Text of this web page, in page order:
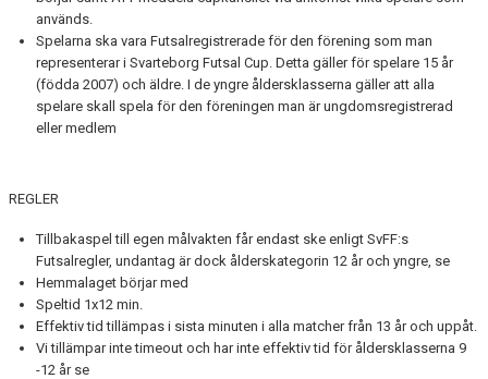
används.
Spelarna ska vara Futsalregistrerade för den förening som man
representerar i Svarteborg Futsal Cup. Detta gäller för spelare 15 år
(födda 2007) och äldre. I de yngre åldersklasserna gäller att alla
spelare skall spela för den föreningen man är ungdomsregistrerad
eller medlem
REGLER
Tillbakaspel till egen målvakten får endast ske enligt SvFF:s
Futsalregler, undantag är dock ålderskategorin 12 år och yngre, se
Hemmalaget börjar med
Speltid 1x12 min.
Effektiv tid tillämpas i sista minuten i alla matcher från 13 år och uppåt.
Vi tillämpar inte timeout och har inte effektiv tid för åldersklasserna 9
-12 år se